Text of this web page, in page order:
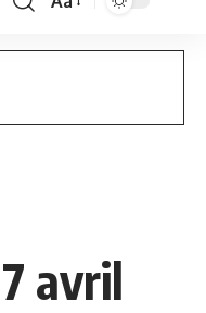
Font
avril